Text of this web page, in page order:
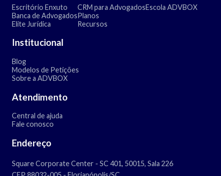
Escritório Enxuto
Banca de Advogados
Elite Jurídica
CRM para Advogados
Planos
Recursos
Escola ADVBOX
Institucional
Blog
Modelos de Petições
Sobre a ADVBOX
Atendimento
Central de ajuda
Fale conosco
Endereço
Square Corporate Center - SC 401, 50015, Sala 226